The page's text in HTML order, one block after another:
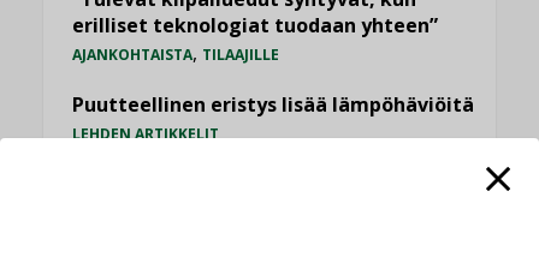
erilliset teknologiat tuodaan yhteen”
AJANKOHTAISTA, TILAAJILLE
Puutteellinen eristys lisää lämpöhäviöitä
LEHDEN ARTIKKELIT